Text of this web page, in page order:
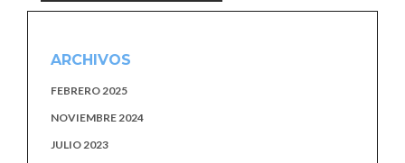
ARCHIVOS
FEBRERO 2025
NOVIEMBRE 2024
JULIO 2023